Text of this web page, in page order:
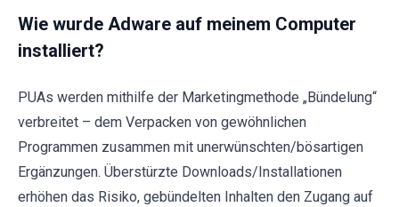
Wie wurde Adware auf meinem Computer
installiert?
PUAs werden mithilfe der Marketingmethode „Bündelung“
verbreitet – dem Verpacken von gewöhnlichen
Programmen zusammen mit unerwünschten/bösartigen
Ergänzungen. Überstürzte Downloads/Installationen
erhöhen das Risiko, gebündelten Inhalten den Zugang auf